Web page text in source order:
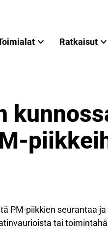
Ratkaisut
PM-piikkien seurantaa
tai